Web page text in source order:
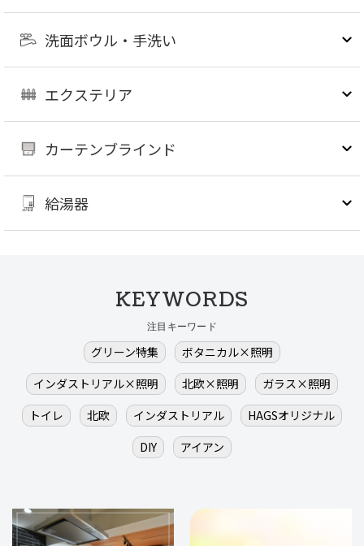
洗面ボウル・手洗い
エクステリア
カーテンブラインド
給湯器
KEYWORDS
注目キーワード
グリーン特集
ボタニカル×照明
インダストリアル×照明
北欧×照明
ガラス×照明
トイレ
北欧 インダストリアル
HAGSオリジナル
DIY
アイアン